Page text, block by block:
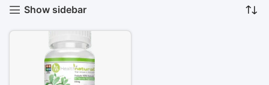
Show sidebar